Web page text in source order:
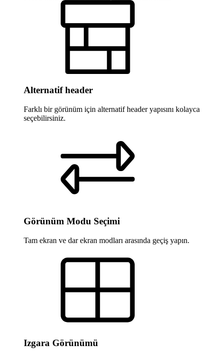
Alternatif header
Farklı bir görünüm için alternatif header yapısını kolayca
seçebilirsiniz.
Görünüm Modu Seçimi
Tam ekran ve dar ekran modları arasında geçiş yapın.
Izgara Görünümü